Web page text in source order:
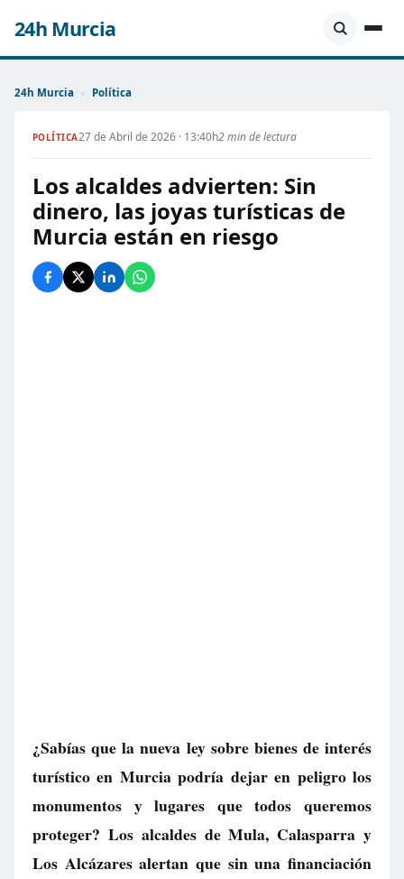
24h Murcia
24h Murcia › Política
POLÍTICA27 de Abril de 2026 · 13:40h2 min de lectura
Los alcaldes advierten: Sin
dinero, las joyas turísticas de
Murcia están en riesgo
¿Sabías que la nueva ley sobre bienes de interés
turístico en Murcia podría dejar en peligro los
monumentos y lugares que todos queremos
proteger? Los alcaldes de Mula, Calasparra y
Los Alcázares alertan que sin una financiación